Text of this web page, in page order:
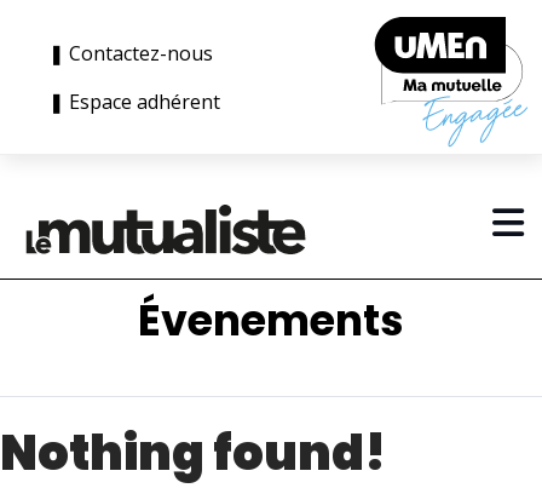
❚ Contactez-nous
❚ Espace adhérent
Évenements
Nothing found!